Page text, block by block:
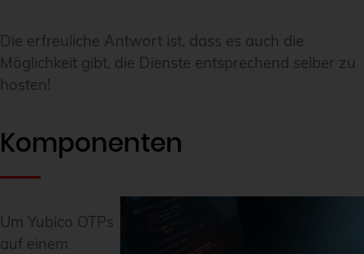
Die erfreuliche Antwort ist, dass es auch die
Möglichkeit gibt, die Dienste entsprechend selber zu
hosten!
Komponenten
Um Yubico OTPs
auf einem